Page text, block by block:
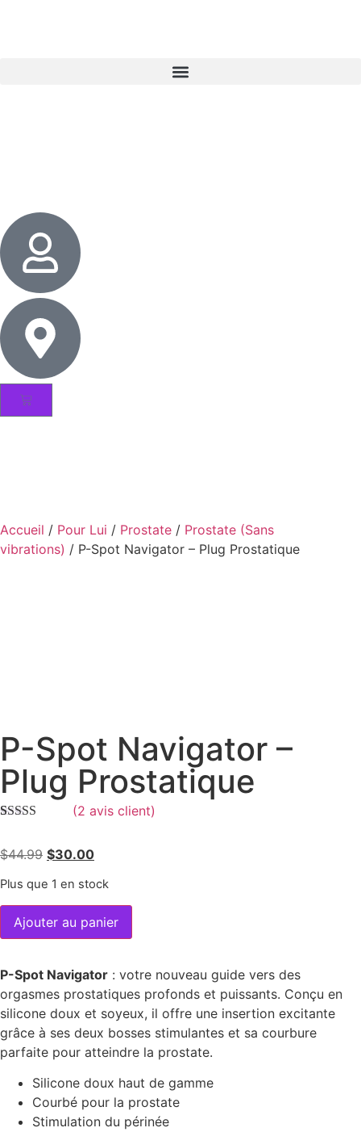
Accueil / Pour Lui / Prostate / Prostate (Sans
vibrations) / P-Spot Navigator – Plug Prostatique
P-Spot Navigator –
Plug Prostatique
notations
(2 avis client)
$44.99 $30.00
Plus que 1 en stock
Ajouter au panier
P-Spot Navigator : votre nouveau guide vers des
orgasmes prostatiques profonds et puissants. Conçu en
silicone doux et soyeux, il offre une insertion excitante
grâce à ses deux bosses stimulantes et sa courbure
parfaite pour atteindre la prostate.
Silicone doux haut de gamme
Courbé pour la prostate
Stimulation du périnée